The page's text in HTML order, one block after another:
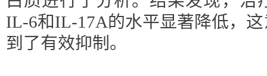
IL-6和IL-17A的水平显著降低，
到了有效抑制。